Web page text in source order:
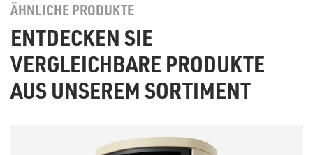
ÄHNLICHE PRODUKTE
ENTDECKEN SIE
VERGLEICHBARE PRODUKTE
AUS UNSEREM SORTIMENT